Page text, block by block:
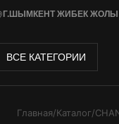
Г.ШЫМКЕНТ ЖИБЕК ЖОЛЫ
ВСЕ КАТЕГОРИИ
Главная/Каталог/